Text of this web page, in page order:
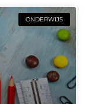
ONDERWIJS